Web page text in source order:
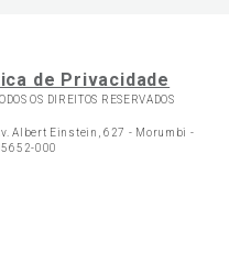
de Privacidade
OS DIREITOS RESERVADOS
Albert Einstein, 627 - Morumbi -
000